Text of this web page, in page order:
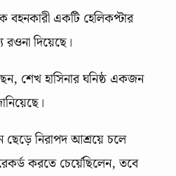
বহনকারী একটি হেলিকপ্টার
দিয়েছে।
শেখ হাসিনার ঘনিষ্ঠ একজন
নিরাপদ আশ্রয়ে চলে
করতে চের্য়েছিলেন, তবে